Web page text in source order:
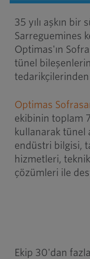
35 yılı aşkın bir
Sarreguemines
Optimas'ın
tünel
Optimas
ekibinin toplam
kullanarak tünel
endüstri bilgisi,
hizmetleri,
çözümleri ile
Ekip 30'dan